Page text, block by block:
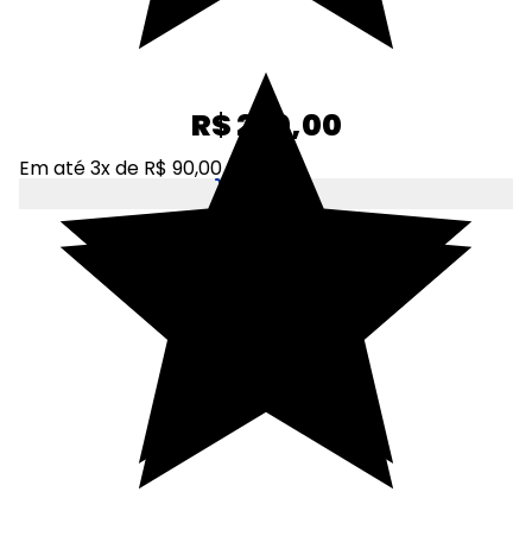
R$ 270,00
Em até 3x de R$ 90,00
Adicionar